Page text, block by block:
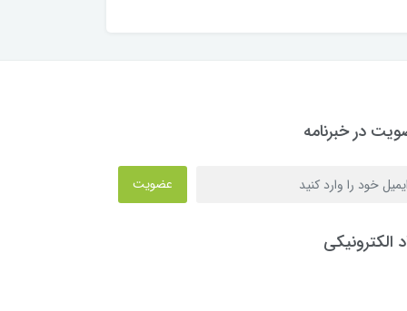
در خبرنامه
عضویت
الکترونیکی